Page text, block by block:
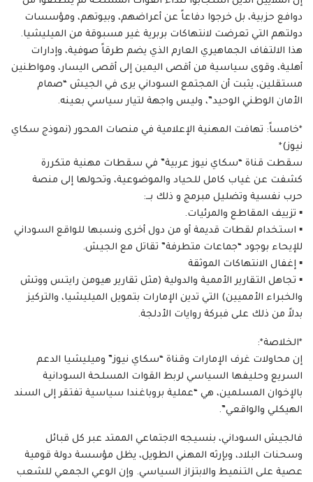
دوافع حزبية، بل خرجوا دفاعاً عن أعراضهم، وبيوتهم، ومؤسسات
دولتهم التي تعرضت لانتهاكات بربرية غير مسبوقة من الميليشيا.
​هذا الالتفاف الجماهيري العارم الذي يضم طرقاً صوفية، وإدارات
أهلية، وقوى سياسية من أقصى اليمين إلى أقصى اليسار، ومواطنين
مستقلين، يثبت أن المجتمع السوداني يرى في الجيش “صمام
الأمان الوطني الوحيد”، وليس واجهة لتيار سياسي بعينه.
*​خامساً: تهافت المهنية الإعلامية في منصات المحور (نموذج سكاي
نيوز)*
​سقطت قناة “سكاي نيوز عربية” في سقطات مهنية متكررة
كشفت عن غياب كامل للحياد والموضوعية، وتحولها إلى منصة
حرب نفسية وتضليل مبرمج و ذلك بــ:
▪︎ ​تزييف المقاطع والمرئيات.
▪︎ استخدام لقطات قديمة أو من دول أخرى ونسبها للواقع السوداني
للإيحاء بوجود “جماعات متطرفة” تقاتل مع الجيش.
▪︎ ​إغفال الانتهاكات الموثقة
▪︎ تجاهل التقارير الأممية والدولية (مثل تقارير هيومن رايتس ووتش
والخبراء الأمميين) التي تدين الإمارات بتمويل الميليشيا، والتركيز
بدلاً من ذلك على فبركة روايات الأدلجة.
*​الخلاصة*:
​إن محاولات غرف الإمارات وقناة “سكاي نيوز” وميليشيا الدعم
السريع وحليفها السياسي لربط القوات المسلحة السودانية
بالإخوان المسلمين، هي “عملية بروباغندا سياسية تفتقر إلى السند
الهيكلي والواقعي”.
ف​الجيش السوداني، بنسيجه الاجتماعي الممتد عبر كل قبائل
وسحنات البلاد، وبإرثه المهني الطويل، يظل مؤسسة دولة قومية
عصية على التنميط والابتزاز السياسي. وإن الوعي الجمعي للشعب